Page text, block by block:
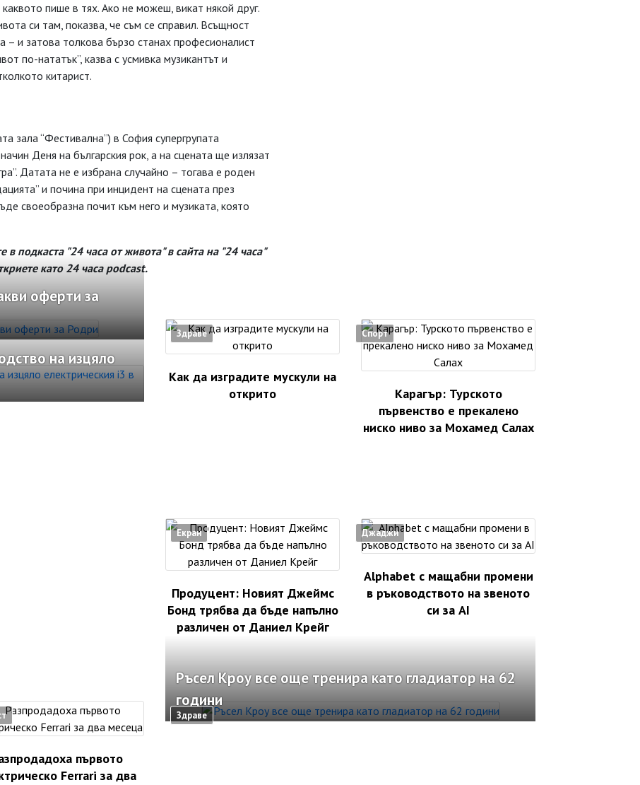
пише в тях. Ако не можеш, викат някой друг.
си там, показва, че съм се справил. Всъщност
– и затова толкова бързо станах професионалист
по-нататък”, казва с усмивка музикантът и
китарист.
зала “Фестивална”) в София супергрупата
Деня на българския рок, а на сцената ще излязат
Датата не е избрана случайно – тогава е роден
и почина при инцидент на сцената през
своеобразна почит към него и музиката, която
подкаста "24 часа от живота" в сайта на "24 часа"
като 24 часа podcast.
оферти за
на изцяло
Здраве
Как да изградите мускули на
открито
Спорт
Карагър: Турското
първенство е прекалено
ниско ниво за Мохамед Салах
Екран
Продуцент: Новият Джеймс
Бонд трябва да бъде напълно
различен от Даниел Крейг
Джаджи
Alphabet с мащабни промени
в ръководството на звеното
си за AI
първото
Ferrari за два
Здраве
Ръсел Кроу все още тренира като гладиатор на 62
години